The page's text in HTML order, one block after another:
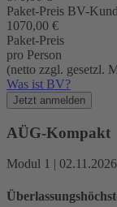
Paket-Preis BV-
1070,00 €
Paket-Preis
pro Person
(netto zzgl. gesetzl.
Was ist BV?
Jetzt anmelden
AÜG-Kompakt
Modul 1 |